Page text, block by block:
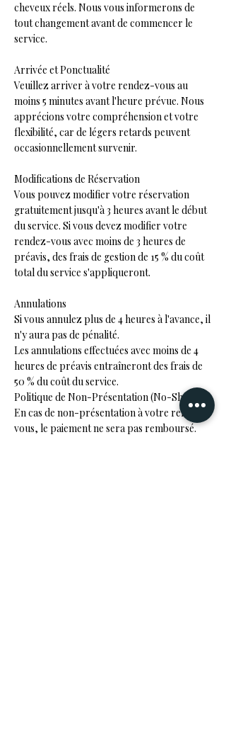
cheveux réels. Nous vous informerons de
tout changement avant de commencer le
service.
Arrivée et Ponctualité
Veuillez arriver à votre rendez-vous au
moins 5 minutes avant l'heure prévue. Nous
apprécions votre compréhension et votre
flexibilité, car de légers retards peuvent
occasionnellement survenir.
Modifications de Réservation
Vous pouvez modifier votre réservation
gratuitement jusqu'à 3 heures avant le début
du service. Si vous devez modifier votre
rendez-vous avec moins de 3 heures de
préavis, des frais de gestion de 15 % du coût
total du service s'appliqueront.
Annulations
Si vous annulez plus de 4 heures à l'avance, il
n'y aura pas de pénalité.
Les annulations effectuées avec moins de 4
heures de préavis entraîneront des frais de
50 % du coût du service.
Politique de Non-Présentation (No-Show)
En cas de non-présentation à votre rendez-
vous, le paiement ne sera pas remboursé.